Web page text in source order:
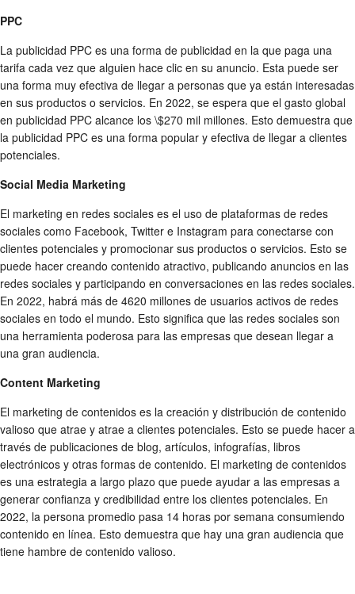
PPC
La publicidad PPC es una forma de publicidad en la que paga una
tarifa cada vez que alguien hace clic en su anuncio. Esta puede ser
una forma muy efectiva de llegar a personas que ya están interesadas
en sus productos o servicios. En 2022, se espera que el gasto global
en publicidad PPC alcance los \$270 mil millones. Esto demuestra que
la publicidad PPC es una forma popular y efectiva de llegar a clientes
potenciales.
Social Media Marketing
El marketing en redes sociales es el uso de plataformas de redes
sociales como Facebook, Twitter e Instagram para conectarse con
clientes potenciales y promocionar sus productos o servicios. Esto se
puede hacer creando contenido atractivo, publicando anuncios en las
redes sociales y participando en conversaciones en las redes sociales.
En 2022, habrá más de 4620 millones de usuarios activos de redes
sociales en todo el mundo. Esto significa que las redes sociales son
una herramienta poderosa para las empresas que desean llegar a
una gran audiencia.
Content Marketing
El marketing de contenidos es la creación y distribución de contenido
valioso que atrae y atrae a clientes potenciales. Esto se puede hacer a
través de publicaciones de blog, artículos, infografías, libros
electrónicos y otras formas de contenido. El marketing de contenidos
es una estrategia a largo plazo que puede ayudar a las empresas a
generar confianza y credibilidad entre los clientes potenciales. En
2022, la persona promedio pasa 14 horas por semana consumiendo
contenido en línea. Esto demuestra que hay una gran audiencia que
tiene hambre de contenido valioso.